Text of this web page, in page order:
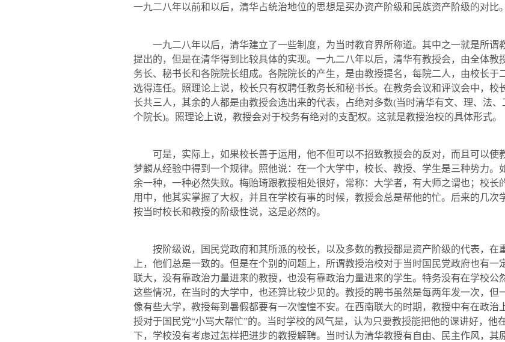
一九二八年以前和以后，清华占统治地位的思想是买办资产阶级和民族资产阶级的对比。
一九二八年以后，清华建立了一些制度，为当时教育界所称道。其中之一就是所谓
提出的，但是在清华得到比较具体的实现。一九二八年以后，清华有教授会，由全体教
务长、秘书长和各院院长组成。各院院长的产生，是由教授提名，每院二人，由校长于
选得连任。照理论上说，校长只有权聘任教务长和秘书长。在教务会议和评议会中，校
长共三人，其余的人都是由教授会选出来的代表，占绝对多数(当时清华有文、理、法
个院长)。照理论上说，教授会对于校务有绝对的支配权。这就是教授治校的具体形式。
可是，实际上，如果校长善于运用，他不但可以不招致教授会的反对，而且可以使
梦麟从经验中得到一个规律。照他说：在一个大学中，校长、教授、学生是三种势力。
余一种，一种必然失败。梅贻琦跟教授相处很好，常称：大学者，有大师之谓也；校长
用中，他其实掌握了大权，并且在学校有事的时候，教授会总是帮他的忙。后来的几次
按当时校长和教授的阶级性说，这是必然的。
按阶级说，国民党政府和其所派的校长，以及多数的教授都是资产阶级的代表，在
上，他们总是一致的。但是在个别的问题上，所谓教授治校对于当时国民党政府也有一
联大，没有靠政治力量进来的教授，也没有靠政治力量进来的学生。特务没有在学校公
这些情况，在当时的大学中，也还算比较少见的。教授的聘书虽然是每两年发一次，但
像有些大学，教授每到暑假都要有一次惶惶不安。在西南联大的时期，教授中有在政治
授对于国民党“小骂大帮忙”的。当时学校的风气是，认为只要教授能把他的课讲好，他
下，学校没有考虑过怎样把进步的教授解聘。当时认为清华教授有自由、民主作风，其